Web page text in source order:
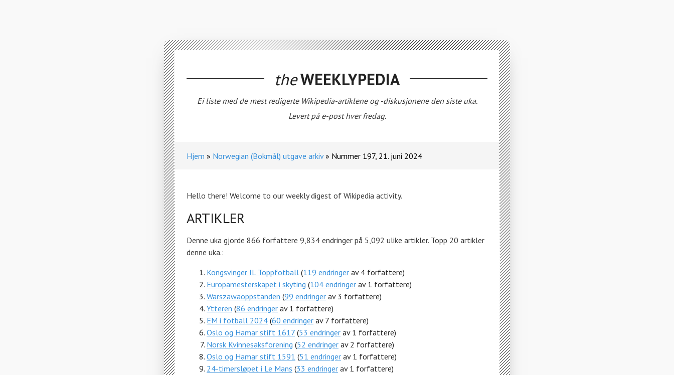
theWEEKLYPEDIA
Ei liste med de mest redigerte Wikipedia-artiklene og -diskusjonene den siste uka.
Levert på e-post hver fredag.
Hjem Norwegian (Bokmål) utgave arkiv Nummer 197, 21. juni 2024
Hello there! Welcome to our weekly digest of Wikipedia activity.
ARTIKLER
Denne uka gjorde 866 forfattere 9,834 endringer på 5,092 ulike artikler. Topp 20 artikler
denne uka.:
Kongsvinger IL Toppfotball (119 endringer av 4 forfattere)
Europamesterskapet i skyting (104 endringer av 1 forfattere)
Warszawaoppstanden (99 endringer av 3 forfattere)
Ytteren (86 endringer av 1 forfattere)
EM i fotball 2024 (60 endringer av 7 forfattere)
Oslo og Hamar stift 1617 (53 endringer av 1 forfattere)
Norsk Kvinnesaksforening (52 endringer av 2 forfattere)
Oslo og Hamar stift 1591 (51 endringer av 1 forfattere)
24-timersløpet i Le Mans (33 endringer av 1 forfattere)